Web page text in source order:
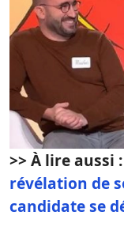
>> À lire aussi :
révélation de
candidate se